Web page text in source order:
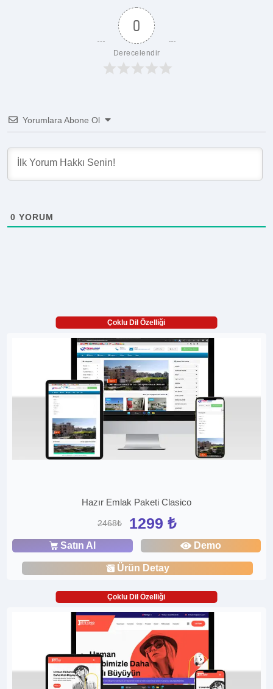
0
Derecelendir
Yorumlara Abone Ol
0 YORUM
Çoklu Dil Özelliği
Hazır Emlak Paketi Clasico
2468₺ 1299 ₺
Satın Al Demo
Ürün Detay
Çoklu Dil Özelliği